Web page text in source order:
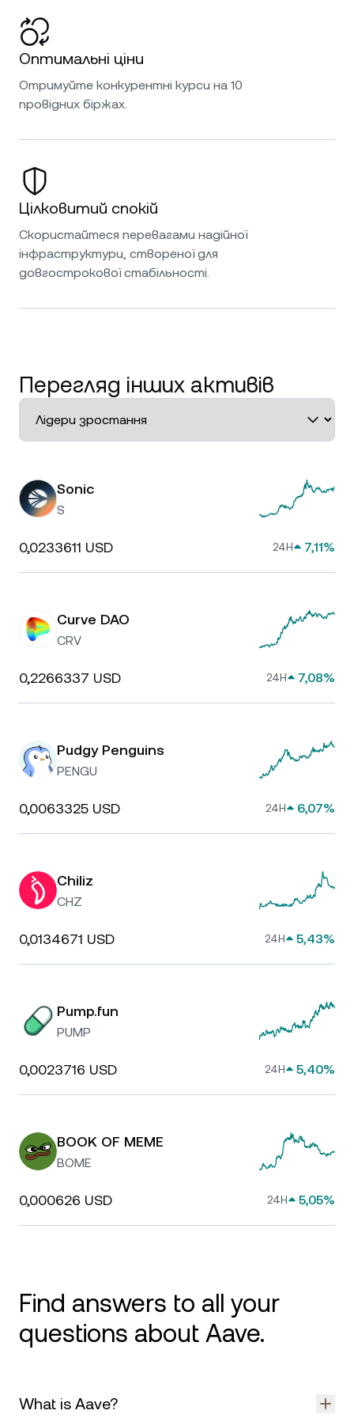
Оптимальні ціни
Отримуйте конкурентні курси на 10
провідних біржах.
Цілковитий спокій
Скористайтеся перевагами надійної
інфраструктури, створеної для
довгострокової стабільності.
Перегляд інших активів
Sonic
S
0,0233611 USD 24H 7,11%
Curve DAO
CRV
0,2266337 USD 24H 7,08%
Pudgy Penguins
PENGU
0,0063325 USD 24H 6,07%
Chiliz
CHZ
0,0134671 USD 24H 5,43%
Pump.fun
PUMP
0,0023716 USD 24H 5,40%
BOOK OF MEME
BOME
0,000626 USD 24H 5,05%
Find answers to all your
questions about Aave.
What is Aave?